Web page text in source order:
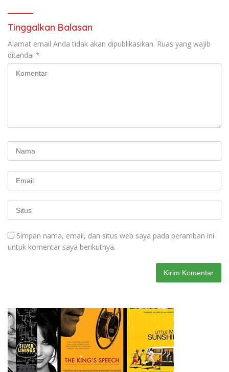
Tinggalkan Balasan
Alamat email Anda tidak akan dipublikasikan. Ruas yang wajib
ditandai *
Simpan nama, email, dan situs web saya pada peramban ini
untuk komentar saya berikutnya.